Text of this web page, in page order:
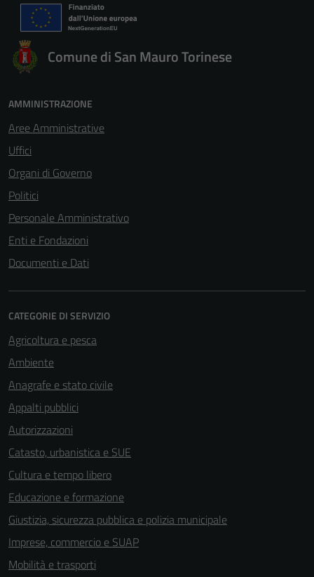
Comune di San Mauro Torinese
AMMINISTRAZIONE
Aree Amministrative
Uffici
Organi di Governo
Politici
Personale Amministrativo
Enti e Fondazioni
Documenti e Dati
CATEGORIE DI SERVIZIO
Agricoltura e pesca
Ambiente
Anagrafe e stato civile
Appalti pubblici
Autorizzazioni
Catasto, urbanistica e SUE
Cultura e tempo libero
Educazione e formazione
Giustizia, sicurezza pubblica e polizia municipale
Imprese, commercio e SUAP
Mobilità e trasporti
per il